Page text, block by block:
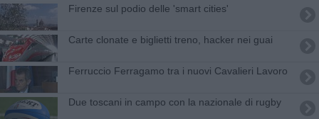
Firenze sul podio delle 'smart cities'
Carte clonate e biglietti treno, hacker nei guai
Ferruccio Ferragamo tra i nuovi Cavalieri Lavoro
Due toscani in campo con la nazionale di rugby